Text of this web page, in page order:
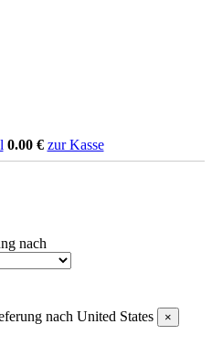
0.00€ zur Kasse
nach
nach United States ×